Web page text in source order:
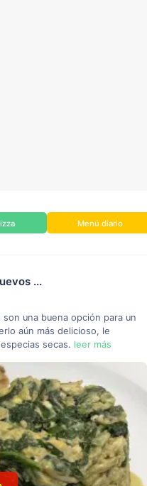
Menú diario
...
una buena opción para un
aún más delicioso, le
secas. leer más